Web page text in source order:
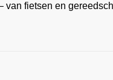
fietsen en